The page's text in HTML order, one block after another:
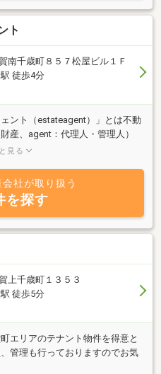
ト
南千歳町８５７松屋ビル１Ｆ
徒歩4分
ント（estateagent）」とは不動
産、agent：代理人・管理人）
る不動産会社〉をモットーに、
メントを、お客様の様々なニー
行してまいります。 どうぞお
見る
社が取り扱う
を探す
上千歳町１３５３
徒歩5分
エリアのテナント物件を得意と
管理も行っておりますのでお気